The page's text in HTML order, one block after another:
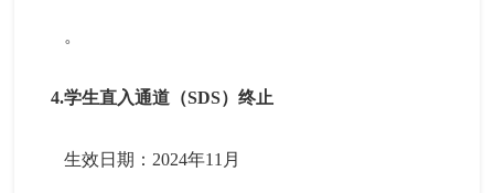
。
4.学生直入通道（SDS）终止
生效日期：2024年11月